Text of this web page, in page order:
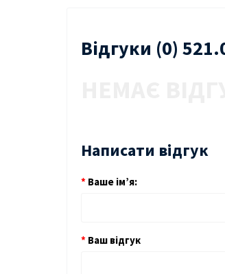
Відгуки (0)
Написати відгук
Ваше ім’я:
Ваш відгук